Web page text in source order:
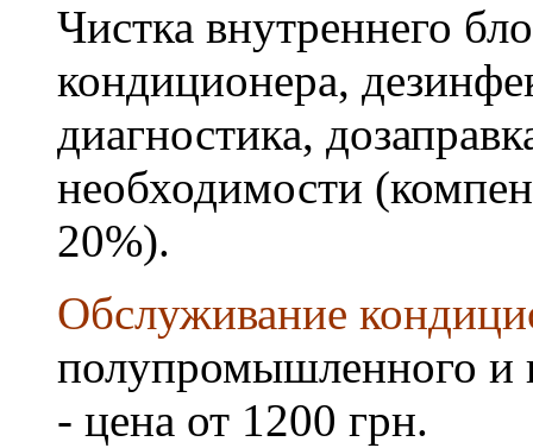
Чистка внутреннего
кондиционера,
диагностика,
необходимости
20%).
Обслуживание
полупромышленного и
- цена от 1200 грн.